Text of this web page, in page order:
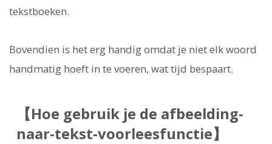
tekstboeken.
Bovendien is het erg handig omdat je niet elk woord
handmatig hoeft in te voeren, wat tijd bespaart.
【Hoe gebruik je de afbeelding-
naar-tekst-voorleesfunctie】